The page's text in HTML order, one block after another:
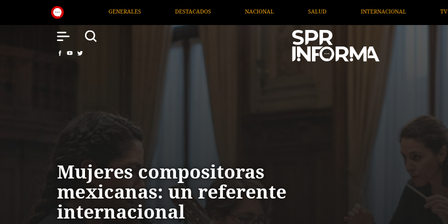
DESTACADOS NACIONAL SALUD INTERNACIONAL TV MIGRANTE INFORMA OPINIÓN
Mujeres compositoras
mexicanas: un referente
internacional